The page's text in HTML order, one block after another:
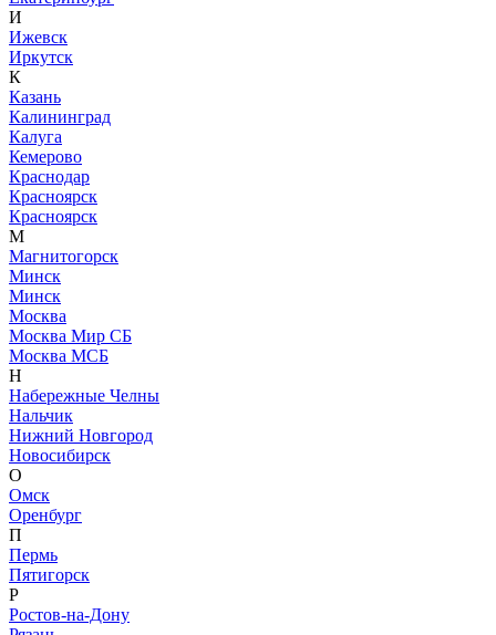
И
Ижевск
Иркутск
К
Казань
Калининград
Калуга
Кемерово
Краснодар
Красноярск
Красноярск
М
Магнитогорск
Минск
Минск
Москва
Москва Мир СБ
Москва МСБ
Н
Набережные Челны
Нальчик
Нижний Новгород
Новосибирск
О
Омск
Оренбург
П
Пермь
Пятигорск
Р
Ростов-на-Дону